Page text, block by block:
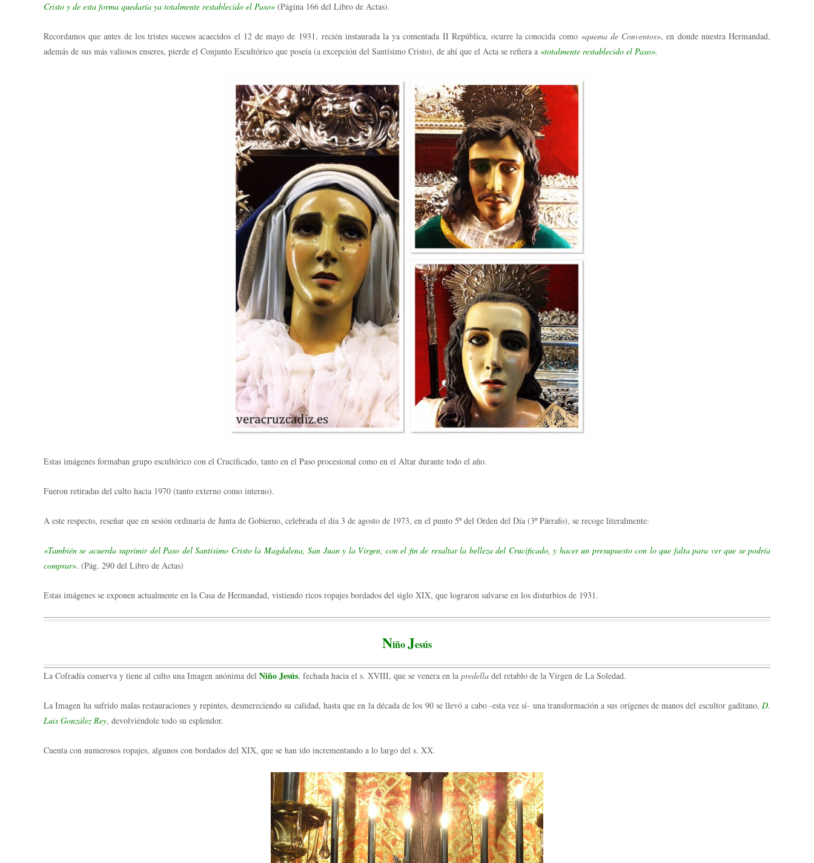
Cristo y de esta forma quedaría ya totalmente restablecido el Paso» (Página 166 del Libro de Actas).
Recordamos que antes de los tristes sucesos acaecidos el 12 de mayo de 1931, recién instaurada la ya comentada II República, ocurre la conocida como «quema de Conventos», en donde nuestra Hermandad,
además de sus más valiosos enseres, pierde el Conjunto Escultórico que poseía (a excepción del Santísimo Cristo), de ahí que el Acta se refiera a «totalmente restablecido el Paso».
Estas imágenes formaban grupo escultórico con el Crucificado, tanto en el Paso procesional como en el Altar durante todo el año.
Fueron retiradas del culto hacia 1970 (tanto externo como interno).
A este respecto, reseñar que en sesión ordinaria de Junta de Gobierno, celebrada el día 3 de agosto de 1973, en el punto 5º del Orden del Día (3º Párrafo), se recoge literalmente:
«También se acuerda suprimir del Paso del Santísimo Cristo la Magdalena, San Juan y la Virgen, con el fin de resaltar la belleza del Crucificado, y hacer un presupuesto con lo que falta para ver que se podría
comprar». (Pág. 290 del Libro de Actas)
Estas imágenes se exponen actualmente en la Casa de Hermandad, vistiendo ricos ropajes bordados del siglo XIX, que lograron salvarse en los disturbios de 1931.
NiñoJesús
La Cofradía conserva y tiene al culto una Imagen anónima del Niño Jesús, fechada hacia el s. XVIII, que se venera en la predella del retablo de la Virgen de La Soledad.
La Imagen ha sufrido malas restauraciones y repintes, desmereciendo su calidad, hasta que en la década de los 90 se llevó a cabo -esta vez sí- una transformación a sus orígenes de manos del escultor gaditano, D.
Luis González Rey, devolviéndole todo su esplendor.
Cuenta con numerosos ropajes, algunos con bordados del XIX, que se han ido incrementando a lo largo del s. XX.